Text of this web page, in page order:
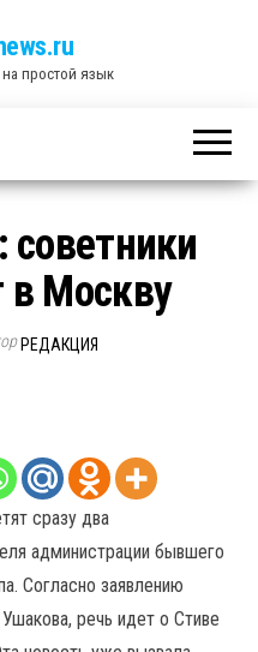
простой язык
в Москву
РЕДАКЦИЯ
сразу два
администрации бывшего
Согласно заявлению
речь идет о Стиве